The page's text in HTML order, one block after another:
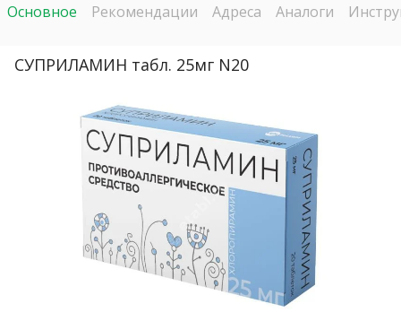
Основное Рекомендации Адреса Аналоги
СУПРИЛАМИН табл. 25мг N20